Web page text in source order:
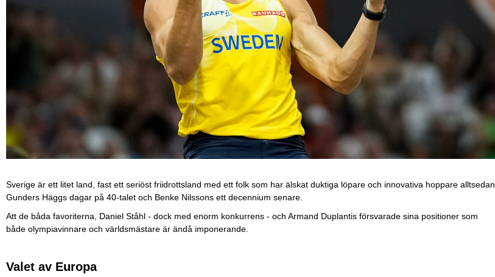
Sverige är ett litet land, fast ett seriöst friidrottsland med ett folk som har älskat duktiga löpare och innovativa hoppare alltsedan
Gunders Häggs dagar på 40-talet och Benke Nilssons ett decennium senare.
Att de båda favoriterna, Daniel Ståhl - dock med enorm konkurrens - och Armand Duplantis försvarade sina positioner som
både olympiavinnare och världsmästare är ändå imponerande.
Valet av Europa